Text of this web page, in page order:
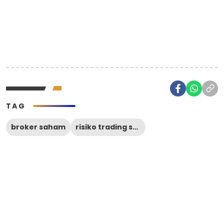
TAG
broker saham risiko trading saham luar negeri